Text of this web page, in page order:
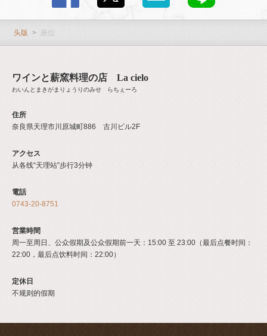
头版 座位
ワインと薪窯料理の店 La cielo
わいんとまきがまりょうりのみせ らちぇーろ
住所
奈良県天理市川原城町886 古川ビル2F
アクセス
从各线“天理站”步行3分钟
電話
0743-20-8751
営業時間
周一至周日、公众假期及公众假期前一天：15:00 至 23:00（最后点餐时间：
22:00，最后点饮料时间：22:00）
定休日
不规则的假期